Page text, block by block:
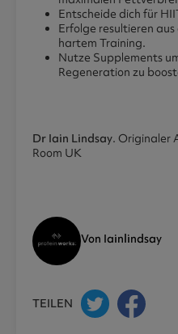
Entscheide dich für
Erfolge resultieren
hartem Training.
Nutze Supplements
Regeneration zu
Dr Iain Lindsay. Originaler
Room UK
Von Iainlindsay
TEILEN